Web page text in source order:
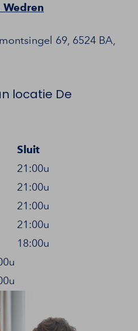
69, 6524 BA,
locatie De
Sluit
21:00u
21:00u
21:00u
21:00u
18:00u